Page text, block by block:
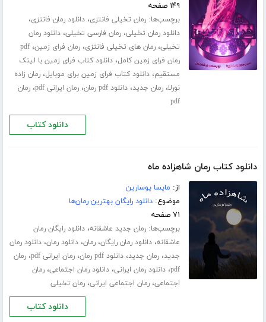
۱۴۹ صفحه
برچسب‌ها:رمان تخیلی فانتزی،دانلود رمان فانتزی،
دانلود رمان تخیلی،رمان فارسی تخیلی،دانلود رمان
تخیلی،رمان های تخیلی فانتزی،رمان فرای زمین،pdf
رمان فرای زمین کامل،دانلود کتاب فرای زمین با لینک
مستقیم،دانلود کتاب فرای زمین برای موبایل،رمان زاده
نورلا،رمان جدید،دانلود pdf رمان ،رمان ایرانی pdf ،رمان
pdf
دانلود کتاب
دانلود کتاب رمان شاهزاده ماه
از: مایسا یوسارین
موضوع:دانلود رایگان بهترین رمان‌ها
۷۱ صفحه
برچسب‌ها:رمان جدید عاشقانه،دانلود رایگان رمان
عاشقانه،دانلود رمان رایگان،رمان،دانلود رمان،دانلود رمان
جدید،رمان جدید،دانلود pdf رمان ،رمان ایرانی pdf ،رمان
pdf،دانلود رمان ایرانی،دانلود رمان اجتماعی،رمان
اجتماعی،رمان اجتماعی ایرانی،رمان تخیلی
دانلود کتاب